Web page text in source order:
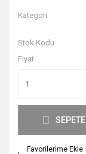
Kategori
Stok Kodu
Fiyat